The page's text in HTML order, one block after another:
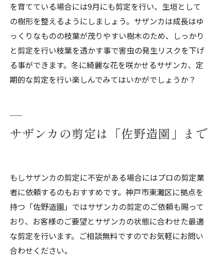
を育てている場合には9月にも剪定を行い、生垣として
の樹形を整えるようにしましょう。サザンカは成長はゆ
っくりなものの枝葉が茂りやすい樹木のため、しっかり
と剪定を行い枝葉を透かす事で害虫の発生リスクを下げ
る事ができます。冬に綺麗な花を咲かせるサザンカ、定
期的な剪定を行い楽しんでみてはいかがでしょうか？
サザンカの剪定は「佐野造園」まで
もしサザンカの剪定に不安がある場合にはプロの剪定業
者に依頼するのもおすすめです。神戸市東灘区に拠点を
持つ「佐野造園」ではサザンカの剪定のご依頼も賜って
おり、お客様のご要望とサザンカの状態に合わせた最適
な剪定を行います。ご相談無料ですのでお気軽にお問い
合わせください。